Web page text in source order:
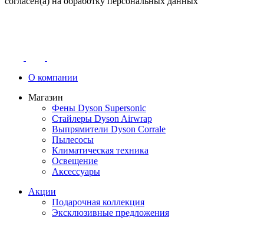
О компании
Магазин
Фены Dyson Supersonic
Стайлеры Dyson Airwrap
Выпрямители Dyson Corrale
Пылесосы
Климатическая техника
Освещение
Аксессуары
Акции
Подарочная коллекция
Эксклюзивные предложения